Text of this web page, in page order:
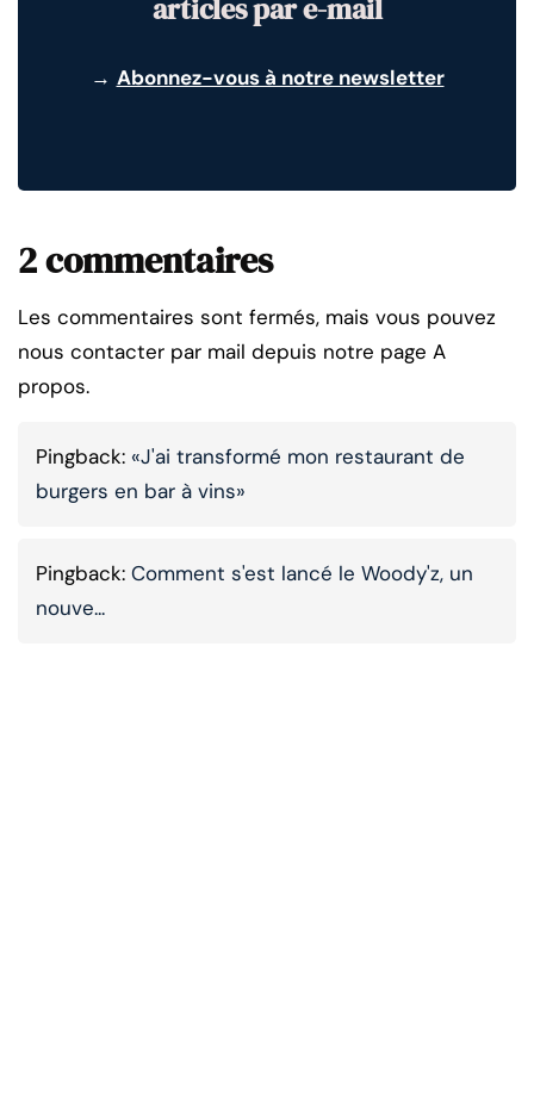
articles par e-mail
→ Abonnez-vous à notre newsletter
2 commentaires
Les commentaires sont fermés, mais vous pouvez
nous contacter par mail depuis notre page A
propos.
Pingback: «J'ai transformé mon restaurant de
burgers en bar à vins»
Pingback: Comment s'est lancé le Woody'z, un
nouve...